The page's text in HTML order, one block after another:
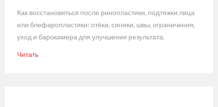
Как восстановиться после ринопластики, подтяжки лица
или блефаропластики: отёки, синяки, швы, ограничения,
уход и барокамера для улучшения результата.
Читать